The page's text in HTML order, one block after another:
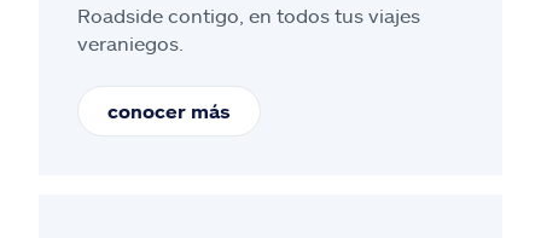
Roadside contigo, en todos tus viajes
veraniegos.
conocer más